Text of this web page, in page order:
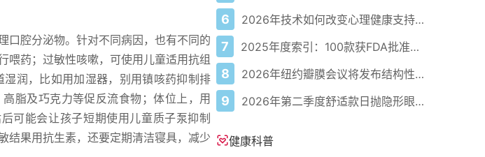
口腔分泌物。针对不同病因，也有不同的
喂药；过敏性咳嗽，可使用儿童适用抗组
润，比如用加湿器，别用镇咳药抑制排
脂及巧克力等促反流食物；体位上，用
可能会让孩子短期使用儿童质子泵抑制
结果用抗生素，还要定期清洁寝具，减少
6 2026年技术如何改变心理健康支持的获取方式
7 2025年度索引：100款获FDA批准的AI驱动医疗设备
8 2026年纽约瓣膜会议将发布结构性心脏病最新研究成果
9 2026年第二季度舒适款日抛隐形眼镜推荐，优瞳主打长效佩戴体验
健康科普